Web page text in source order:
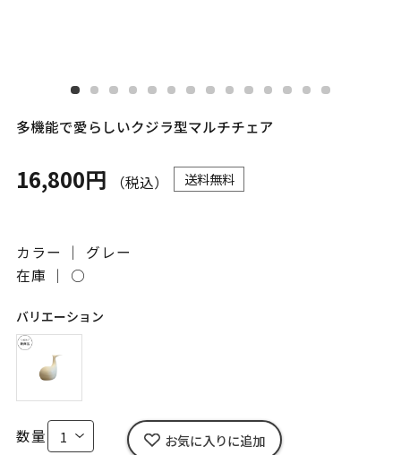
多機能で愛らしいクジラ型マルチチェア
16,800円 （税込） 送料無料
カラー ｜ グレー
在庫 ｜ ○
バリエーション
数量 お気に入りに追加